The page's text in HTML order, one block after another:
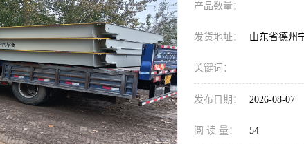
产品数量：
发货地址： 山东省德州
关键词：
发布日期： 2026-08-07
阅 读 量： 54